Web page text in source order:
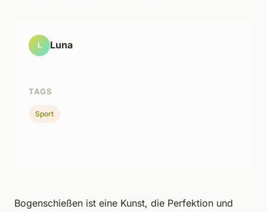
Bogenschießen ist eine Kunst, die Perfektion und
L Luna
TAGS
Sport